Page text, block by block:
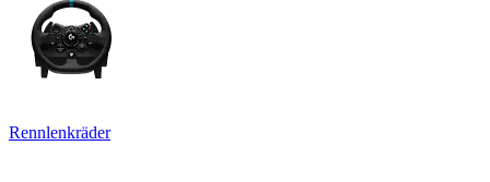
Rennlenkräder